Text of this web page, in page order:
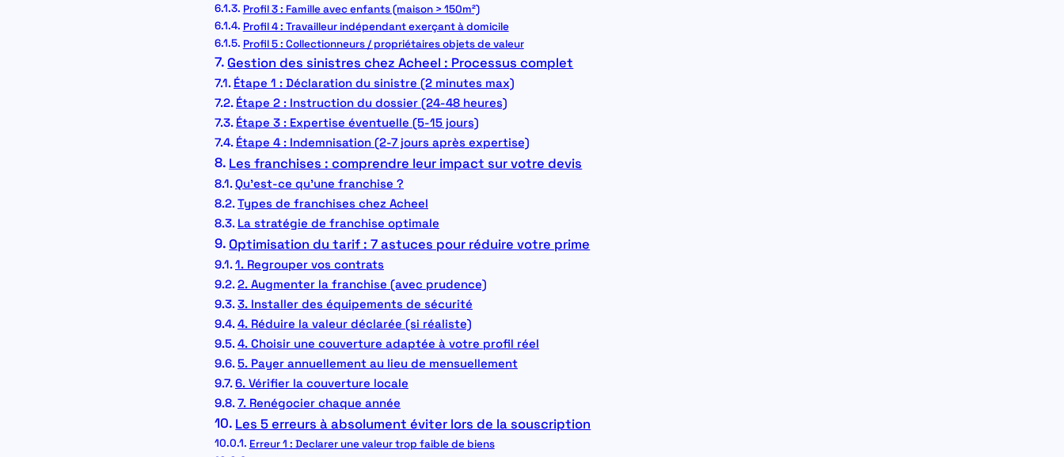
Profil 3 : Famille avec enfants (maison > 150m²)
Profil 4 : Travailleur indépendant exerçant à domicile
Profil 5 : Collectionneurs / propriétaires objets de valeur
Gestion des sinistres chez Acheel : Processus complet
Étape 1 : Déclaration du sinistre (2 minutes max)
Étape 2 : Instruction du dossier (24-48 heures)
Étape 3 : Expertise éventuelle (5-15 jours)
Étape 4 : Indemnisation (2-7 jours après expertise)
Les franchises : comprendre leur impact sur votre devis
Qu’est-ce qu’une franchise ?
Types de franchises chez Acheel
La stratégie de franchise optimale
Optimisation du tarif : 7 astuces pour réduire votre prime
1. Regrouper vos contrats
2. Augmenter la franchise (avec prudence)
3. Installer des équipements de sécurité
4. Réduire la valeur déclarée (si réaliste)
4. Choisir une couverture adaptée à votre profil réel
5. Payer annuellement au lieu de mensuellement
6. Vérifier la couverture locale
7. Renégocier chaque année
Les 5 erreurs à absolument éviter lors de la souscription
Erreur 1 : Declarer une valeur trop faible de biens